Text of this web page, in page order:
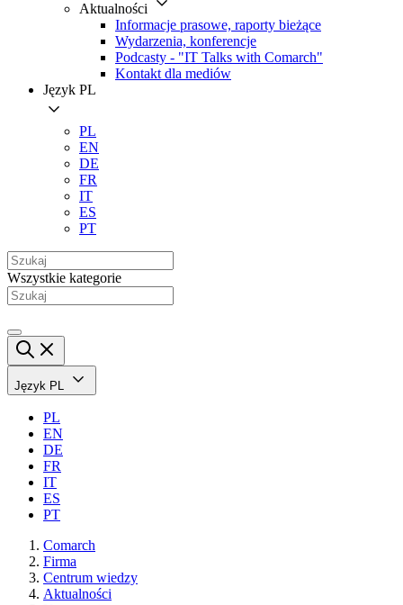
Aktualności
Informacje prasowe, raporty bieżące
Wydarzenia, konferencje
Podcasty - "IT Talks with Comarch"
Kontakt dla mediów
Język PL
PL
EN
DE
FR
IT
ES
PT
Wszystkie kategorie
Język PL
PL
EN
DE
FR
IT
ES
PT
Comarch
Firma
Centrum wiedzy
Aktualności